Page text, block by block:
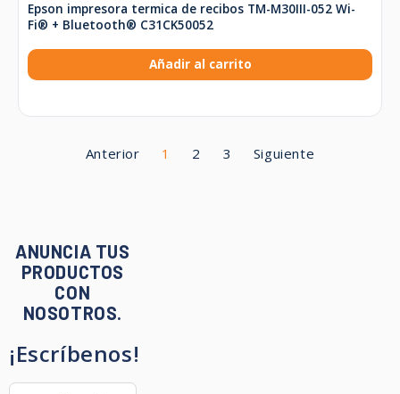
Epson impresora termica de recibos TM-M30III-052 Wi-
Fi® + Bluetooth® C31CK50052
Añadir al carrito
Anterior 1 2 3 Siguiente
ANUNCIA TUS
PRODUCTOS
CON
NOSOTROS.
¡Escríbenos!